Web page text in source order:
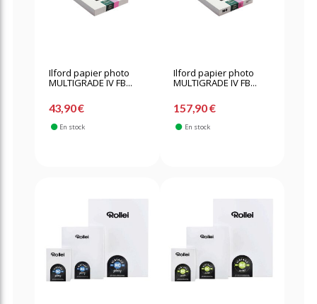
Ilford papier photo
MULTIGRADE IV FB...
43,90 €
En stock
Ilford papier photo
MULTIGRADE IV FB...
157,90 €
En stock